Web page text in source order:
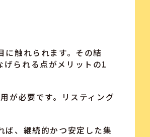
触れられます。その結
られる点がメリットの1
が必要です。リスティング
ば、継続的かつ安定した集